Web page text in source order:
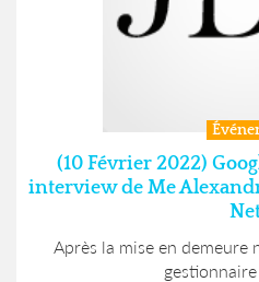
(10 Février 2022)
interview de Me
Après la mise en demeure
gestionnaire